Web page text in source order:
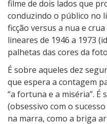
filme de dois lados que
conduzindo o público no
ficção versus a nua e
lineares de 1946 a 1973
palhetas das cores da
É sobre aqueles dez
que espera a contagem
“a fortuna e a miséria”.
(obsessivo com o
na marra, como a briga